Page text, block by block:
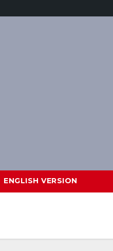
ENGLISH VERSION